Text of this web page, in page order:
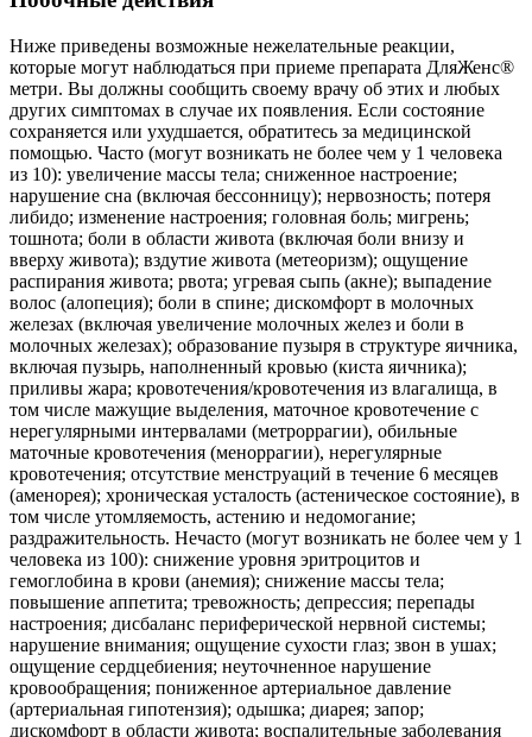
Ниже приведены возможные нежелательные реакции,
которые могут наблюдаться при приеме препарата ДляЖенс®
метри. Вы должны сообщить своему врачу об этих и любых
других симптомах в случае их появления. Если состояние
сохраняется или ухудшается, обратитесь за медицинской
помощью. Часто (могут возникать не более чем у 1 человека
из 10): увеличение массы тела; сниженное настроение;
нарушение сна (включая бессонницу); нервозность; потеря
либидо; изменение настроения; головная боль; мигрень;
тошнота; боли в области живота (включая боли внизу и
вверху живота); вздутие живота (метеоризм); ощущение
распирания живота; рвота; угревая сыпь (акне); выпадение
волос (алопеция); боли в спине; дискомфорт в молочных
железах (включая увеличение молочных желез и боли в
молочных железах); образование пузыря в структуре яичника,
включая пузырь, наполненный кровью (киста яичника);
приливы жара; кровотечения/кровотечения из влагалища, в
том числе мажущие выделения, маточное кровотечение с
нерегулярными интервалами (метроррагии), обильные
маточные кровотечения (меноррагии), нерегулярные
кровотечения; отсутствие менструаций в течение 6 месяцев
(аменорея); хроническая усталость (астеническое состояние), в
том числе утомляемость, астению и недомогание;
раздражительность. Нечасто (могут возникать не более чем у 1
человека из 100): снижение уровня эритроцитов и
гемоглобина в крови (анемия); снижение массы тела;
повышение аппетита; тревожность; депрессия; перепады
настроения; дисбаланс периферической нервной системы;
нарушение внимания; ощущение сухости глаз; звон в ушах;
ощущение сердцебиения; неуточненное нарушение
кровообращения; пониженное артериальное давление
(артериальная гипотензия); одышка; диарея; запор;
дискомфорт в области живота; воспалительные заболевания